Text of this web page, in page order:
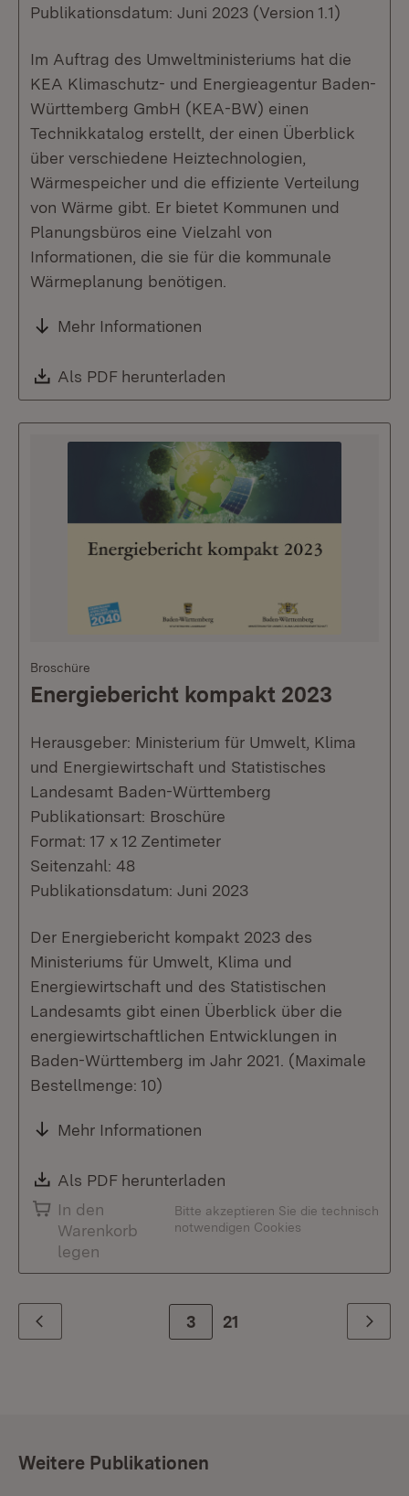
Publikationsdatum: Juni 2023 (Version 1.1)
Im Auftrag des Umweltministeriums hat die
KEA Klimaschutz- und Energieagentur Baden-
Württemberg GmbH (KEA-BW) einen
Technikkatalog erstellt, der einen Überblick
über verschiedene Heiztechnologien,
Wärmespeicher und die effiziente Verteilung
von Wärme gibt. Er bietet Kommunen und
Planungsbüros eine Vielzahl von
Informationen, die sie für die kommunale
Wärmeplanung benötigen.
Mehr Informationen
Download:
Als PDF herunterladen
Broschüre
Energiebericht kompakt 2023
Herausgeber: Ministerium für Umwelt, Klima
und Energiewirtschaft und Statistisches
Landesamt Baden-Württemberg
Publikationsart: Broschüre
Format: 17 x 12 Zentimeter
Seitenzahl: 48
Publikationsdatum: Juni 2023
Der Energiebericht kompakt 2023 des
Ministeriums für Umwelt, Klima und
Energiewirtschaft und des Statistischen
Landesamts gibt einen Überblick über die
energiewirtschaftlichen Entwicklungen in
Baden-Württemberg im Jahr 2021. (Maximale
Bestellmenge: 10)
Mehr Informationen
Download:
Als PDF herunterladen
In den
Warenkorb
legen
Bitte akzeptieren Sie die technisch
notwendigen Cookies
Zurück Zur Seite
3 21 Weiter
Weitere Publikationen